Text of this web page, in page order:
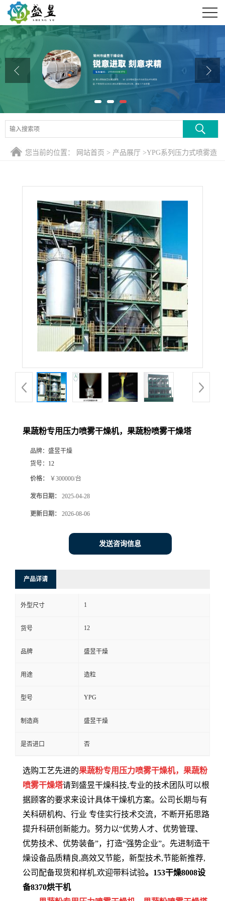
公司首页
公司介绍
公司动态
产品展厅
证书荣誉
联系方式
您当前的位置： 网站首页 > 产品展厅 >YPG系列压力式喷雾造
果蔬粉专用压力喷雾干燥机，果蔬粉喷雾干燥塔
品牌： 盛昱干燥
货号： 12
价格： ￥300000/台
发布日期： 2025-04-28
更新日期： 2026-08-06
发送咨询信息
产品详请
外型尺寸 1
货号 12
品牌 盛昱干燥
用途 造粒
型号 YPG
制造商 盛昱干燥
是否进口 否
选购工艺先进的果蔬粉专用压力喷雾干燥机，果蔬粉
喷雾干燥塔请到盛昱干燥科技,专业的技术团队可以根
据顾客的要求来设计具体干燥机方案。公司长期与有
关科研机构、行业 专佳实行技术交流，不断开拓思路
提升科研创新能力。努力以“优势人才、优势管理、
优势技术、优势装备”，打造“强势企业”。先进制造干
燥设备品质精良,高效又节能，新型技术,节能新推荐,
公司配备现货和样机,欢迎带料试验。 153干燥8008设
备8370烘干机